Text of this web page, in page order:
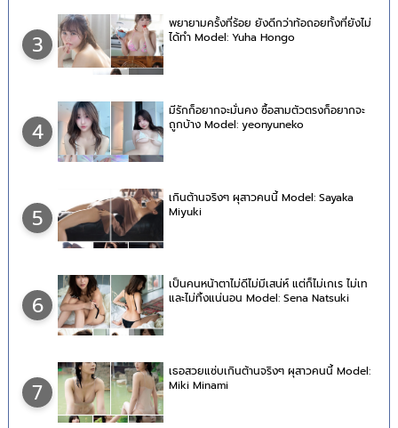
3
พยายามครั้งที่ร้อย ยังดีกว่าท้อถอยทั้งที่ยังไม่
ได้ทำ Model: Yuha Hongo
4
มีรักก็อยากจะมั่นคง ซื้อสามตัวตรงก็อยากจะ
ถูกบ้าง Model: yeonyuneko
5
เกินต้านจริงๆ ผุสาวคนนี้ Model: Sayaka
Miyuki
6
เป็นคนหน้าตาไม่ดีไม่มีเสน่ห์ แต่ก็ไม่เกเร ไม่เท
และไม่ทิ้งแน่นอน Model: Sena Natsuki
7
เธอสวยแซ่บเกินต้านจริงๆ ผุสาวคนนี้ Model:
Miki Minami